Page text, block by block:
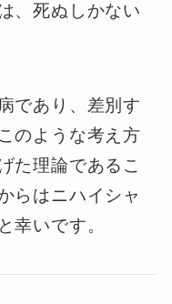
、死ぬしかない
であり、差別す
のような考え方
た理論であるこ
らはニハイシャ
幸いです。